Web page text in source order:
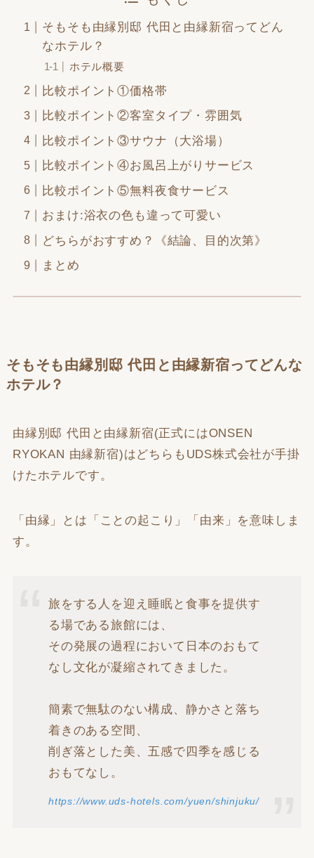
そもそも由縁別邸 代田と由縁新宿ってどん
なホテル？
ホテル概要
比較ポイント①価格帯
比較ポイント②客室タイプ・雰囲気
比較ポイント③サウナ（大浴場）
比較ポイント④お風呂上がりサービス
比較ポイント⑤無料夜食サービス
おまけ:浴衣の色も違って可愛い
どちらがおすすめ？《結論、目的次第》
まとめ
そもそも由縁別邸 代田と由縁新宿ってどんな
ホテル？
由縁別邸 代田と由縁新宿(正式にはONSEN
RYOKAN 由縁新宿)はどちらもUDS株式会社が手掛
けたホテルです。
「由縁」とは「ことの起こり」「由来」を意味しま
す。
旅をする人を迎え睡眠と食事を提供す
る場である旅館には、
その発展の過程において日本のおもて
なし文化が凝縮されてきました。
簡素で無駄のない構成、静かさと落ち
着きのある空間、
削ぎ落とした美、五感で四季を感じる
おもてなし。
https://www.uds-hotels.com/yuen/shinjuku/